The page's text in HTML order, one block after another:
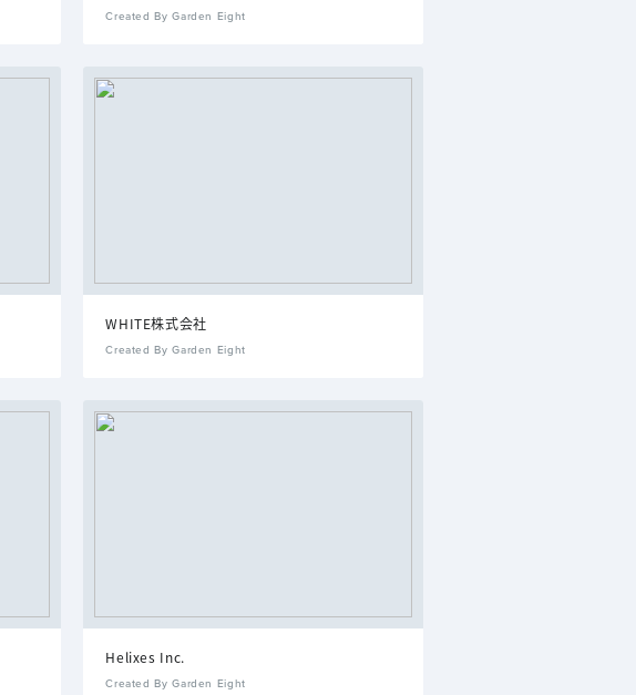
Created By Garden Eight
WHITE株式会社
Created By Garden Eight
Helixes Inc.
Created By Garden Eight